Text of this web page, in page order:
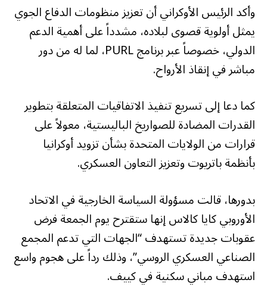
وأكد الرئيس الأوكراني أن تعزيز منظومات الدفاع الجوي
يمثل أولوية قصوى لبلاده، مشدداً على أهمية الدعم
الدولي، خصوصاً عبر برنامج PURL، لما له من دور
مباشر في إنقاذ الأرواح.
كما دعا إلى تسريع تنفيذ الاتفاقيات المتعلقة بتطوير
القدرات المضادة للصواريخ الباليستية، معولاً على
قرارات من الولايات المتحدة بشأن تزويد أوكرانيا
بأنظمة باتريوت وتعزيز التعاون العسكري.
بدورها، قالت مسؤولة السياسة الخارجية في الاتحاد
الأوروبي كايا كالاس إنها ستقترح يوم الجمعة فرض
عقوبات جديدة تستهدف “الجهات التي تدعم المجمع
الصناعي العسكري الروسي”، وذلك رداً على هجوم واسع
استهدف مباني سكنية في كييف.